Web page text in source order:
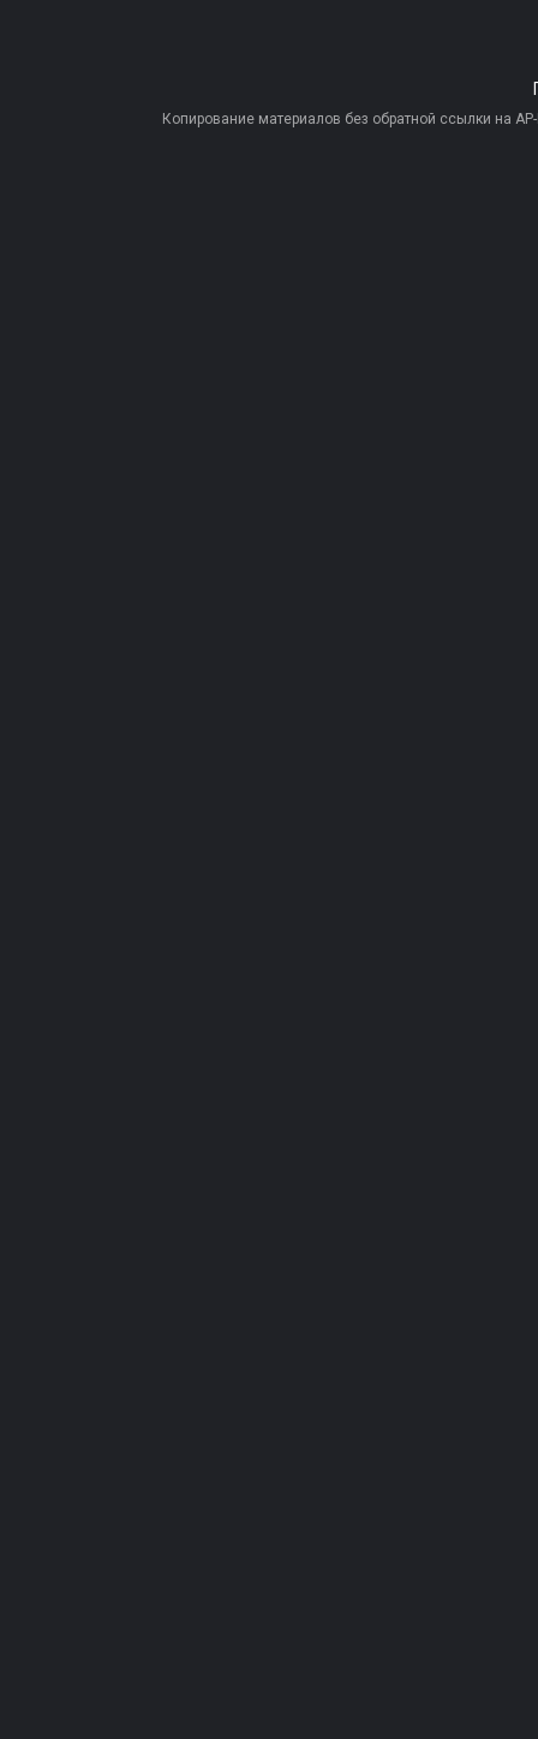
Копирование материалов без обратной ссылки на